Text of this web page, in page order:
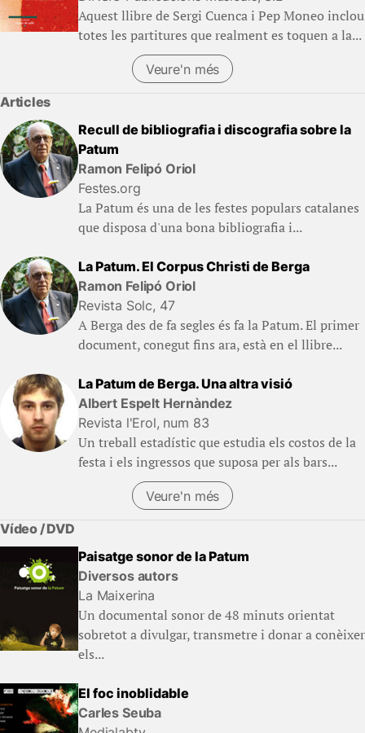
Aquest llibre de Sergi Cuenca i Pep Moneo inclou
totes les partitures que realment es toquen a la...
Veure'n més
Articles
Recull de bibliografia i discografia sobre la
Patum
Ramon Felipó Oriol
Festes.org
La Patum és una de les festes populars catalanes
que disposa d'una bona bibliografia i...
La Patum. El Corpus Christi de Berga
Ramon Felipó Oriol
Revista Solc, 47
A Berga des de fa segles és fa la Patum. El primer
document, conegut fins ara, està en el llibre...
La Patum de Berga. Una altra visió
Albert Espelt Hernàndez
Revista l'Erol, num 83
Un treball estadístic que estudia els costos de la
festa i els ingressos que suposa per als bars...
Veure'n més
Vídeo / DVD
Paisatge sonor de la Patum
Diversos autors
La Maixerina
Un documental sonor de 48 minuts orientat
sobretot a divulgar, transmetre i donar a conèixer
els...
El foc inoblidable
Carles Seuba